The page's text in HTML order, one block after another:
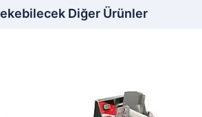
Diğer Ürünler